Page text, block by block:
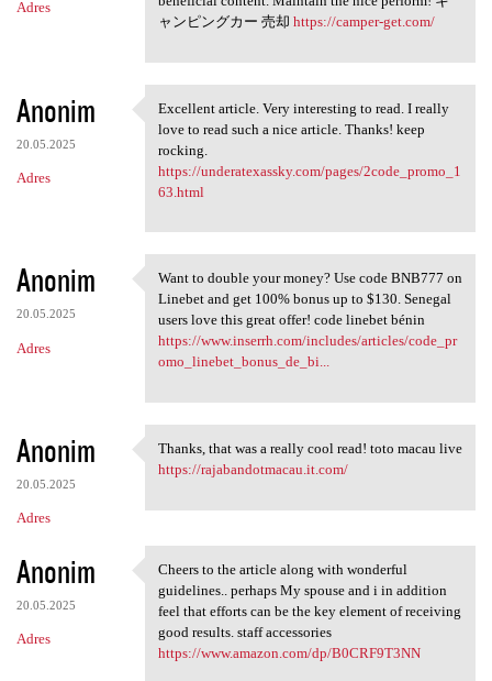
Adres
ャンピングカー 売却 https://camper-get.com/
Anonim
20.05.2025
Adres
Excellent article. Very
Excellent article. Very interesting to read. I really
love to read such a nice article. Thanks! keep
rocking.
https://underatexassky.com/pages/2code_promo_1
63.html
Anonim
20.05.2025
Adres
Want to double your money?
Want to double your money? Use code BNB777 on
Linebet and get 100% bonus up to $130. Senegal
users love this great offer! code linebet bénin
https://www.inserrh.com/includes/articles/code_pr
omo_linebet_bonus_de_bi...
Anonim
20.05.2025
Adres
Thanks, that was a really
Thanks, that was a really cool read! toto macau live
https://rajabandotmacau.it.com/
Anonim
20.05.2025
Adres
Cheers to the article along
Cheers to the article along with wonderful
guidelines.. perhaps My spouse and i in addition
feel that efforts can be the key element of receiving
good results. staff accessories
https://www.amazon.com/dp/B0CRF9T3NN